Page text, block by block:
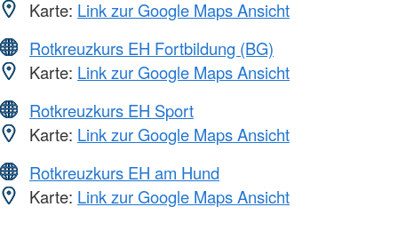
Karte: Link zur Google Maps Ansicht
Rotkreuzkurs EH Fortbildung (BG)
Karte: Link zur Google Maps Ansicht
Rotkreuzkurs EH Sport
Karte: Link zur Google Maps Ansicht
Rotkreuzkurs EH am Hund
Karte: Link zur Google Maps Ansicht